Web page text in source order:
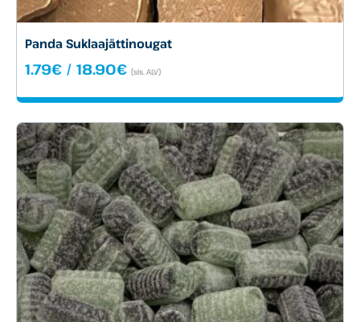
Panda Suklaajättinougat
1.79€ / 18.90€Hintaluokka:
-
(sis. ALV)